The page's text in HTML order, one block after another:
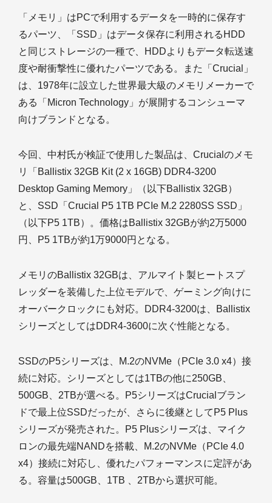
「メモリ」はPCで利用するデータを一時的に保存す
るパーツ、「SSD」はデータ保存に利用されるHDD
と同じストレージの一種で、HDDよりもデータ転送速
度や耐衝撃性に優れたパーツである。また「Crucial」
は、1978年に設立した世界最大級のメモリメーカーで
ある「Micron Technology」が展開するコンシューマ
向けブランドとなる。
今回、中村氏が検証で使用した製品は、Crucialのメモ
リ「Ballistix 32GB Kit (2 x 16GB) DDR4-3200
Desktop Gaming Memory」（以下Ballistix 32GB）
と、SSD「Crucial P5 1TB PCIe M.2 2280SS SSD」
（以下P5 1TB）。価格はBallistix 32GBが約2万5000
円、P5 1TBが約1万9000円となる。
メモリのBallistix 32GBは、アルマイト製ヒートスプ
レッダーを装備した上位モデルで、ゲーミング向けに
オーバークロックにも対応。DDR4-3200は、Ballistix
シリーズとしてはDDR4-3600に次ぐ性能となる。
SSDのP5シリーズは、M.2のNVMe（PCIe 3.0 x4）接
続に対応。シリーズとしては1TBの他に250GB、
500GB、2TBが選べる。P5シリーズはCrucialブラン
ドで最上位SSDだったが、さらに後継としてP5 Plus
シリーズが発売された。P5 Plusシリーズは、マイク
ロンの最先端NANDを搭載、M.2のNVMe（PCIe 4.0
x4）接続に対応し、優れたパフォーマンスに定評があ
る。容量は500GB、1TB 、2TBから選択可能。